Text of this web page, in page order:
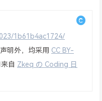
1b61b4ac1724/
明外，均采用 CC BY-
自 Zkeq の Coding 日